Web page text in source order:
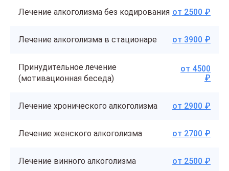
Лечение алкоголизма без кодирования от 2500 ₽
Лечение алкоголизма в стационаре от 3900 ₽
Принудительное лечение
(мотивационная беседа)
от 4500
₽
Лечение хронического алкоголизма от 2900 ₽
Лечение женского алкоголизма от 2700 ₽
Лечение винного алкоголизма от 2500 ₽